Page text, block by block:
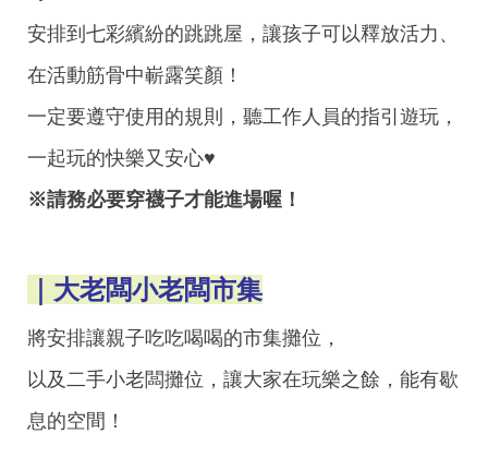
安排到七彩繽紛的跳跳屋，讓孩子可以釋放活力、
在活動筋骨中嶄露笑顏！
一定要遵守使用的規則，聽工作人員的指引遊玩，
一起玩的快樂又安心♥︎
※請務必要穿襪子才能進場喔！
｜大老闆小老闆市集
將安排讓親子吃吃喝喝的市集攤位，
以及二手小老闆攤位，讓大家在玩樂之餘，能有歇
息的空間！